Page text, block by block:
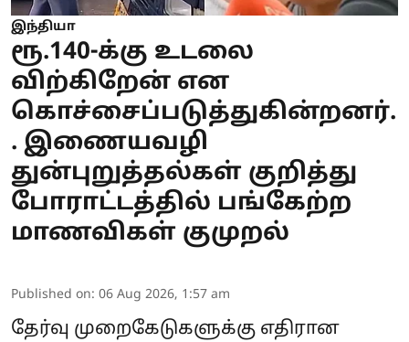
இந்தியா
ரூ.140-க்கு உடலை
விற்கிறேன் என
கொச்சைப்படுத்துகின்றனர்.
. இணையவழி
துன்புறுத்தல்கள் குறித்து
போராட்டத்தில் பங்கேற்ற
மாணவிகள் குமுறல்
Published on: 06 Aug 2026, 1:57 am
தேர்வு முறைகேடுகளுக்கு எதிரான